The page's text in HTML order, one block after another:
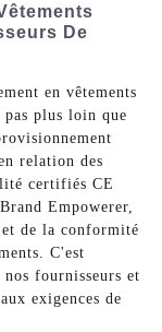
De
en vêtements
plus loin que
relation des
certifiés CE
Empowerer,
de la conformité
C'est
fournisseurs et
exigences de